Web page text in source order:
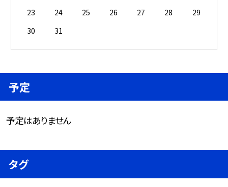
23
24 25 26 27 28
29
30
31
予定
予定はありません
タグ